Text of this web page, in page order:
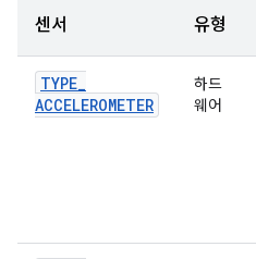
센서 유형
TYPE_
ACCELEROMETER
하드
웨어